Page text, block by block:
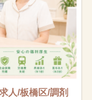
人/板橋区/調剤
択